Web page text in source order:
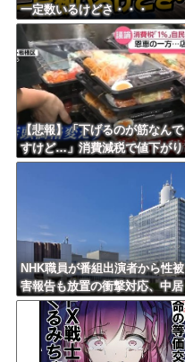
一定数いるけどさ・・・
【悲報】「下げるのが筋なんで
すけど…」消費減税で値下がり
する分と同じだけ商品を値上げ
して店頭価格を変えない店も…
NHK職員が番組出演者から性被
害報告も放置の衝撃対応、中居
正広と国分太一の事例もNHKは
「加害者を守る」のか、指摘さ
れる“隠蔽体質”